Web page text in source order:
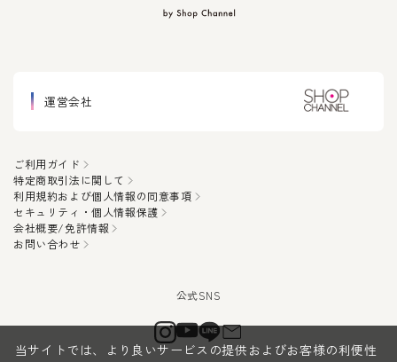
運営会社
ご利用ガイド
特定商取引法に関して
利用規約および個人情報の同意事項
セキュリティ・個人情報保護
会社概要/免許情報
お問い合わせ
当サイトでは、より良いサービスの提供およびお客様の利便性